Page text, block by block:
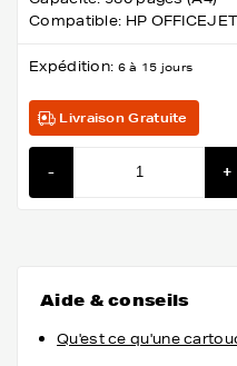
Compatible: HP
Expédition: 6 à 15 jours
Livraison Gratuite
- +
Aide & conseils
Qu'est ce qu'une